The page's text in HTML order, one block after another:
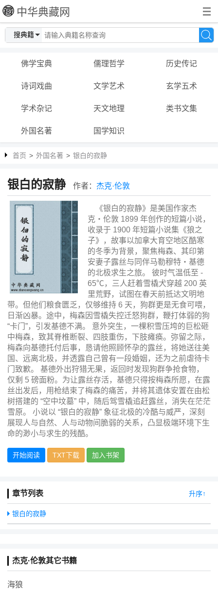
中华典藏网
搜典籍
佛学宝典 儒理哲学 历史传记
诗词戏曲 文学艺术 玄学五术
学术杂记 天文地理 类书文集
外国名著 国学知识
首页 > 外国名著 > 银白的寂静
银白的寂静 作者： 杰克·伦敦
《银白的寂静》是美国作家杰
克・伦敦 1899 年创作的短篇小说，
收录于 1900 年短篇小说集《狼之
子》，故事以加拿大育空地区酷寒
的冬季为背景，聚焦梅森、其印第
安妻子露丝与同伴马勒穆特・基德
的北极求生之旅。 彼时气温低至 -
65℃，三人赶着雪橇犬穿越 200 英
里荒野，试图在春天前抵达文明地
带。但他们粮食匮乏，仅够维持 6 天，狗群更是无食可喂，
日渐凶暴。途中，梅森因雪橇失控迁怒狗群，鞭打体弱的狗
“卡门”，引发基德不满。 意外突生，一棵积雪压垮的巨松砸
中梅森，致其脊椎断裂、四肢重伤，下肢瘫痪。弥留之际，
梅森向基德托付后事，恳请他照顾怀孕的露丝，将她送往美
国、远离北极，并透露自己曾有一段婚姻，还为之前虐待卡
门致歉。 基德外出狩猎无果，返回时发现狗群争抢食物，
仅剩 5 磅面粉。为让露丝存活，基德只得按梅森所愿，在露
丝出发后，用枪结束了梅森的痛苦，并将其遗体安置在由松
树搭建的 “空中坟墓” 中，随后驾雪橇追赶露丝，消失在茫茫
雪原。 小说以 “银白的寂静” 象征北极的冷酷与威严，深刻
展现人与自然、人与动物间脆弱的关系，凸显极端环境下生
命的渺小与求生的残酷。
开始阅读 TXT下载 加入书架
章节列表 升序↑
银白的寂静
杰克·伦敦其它书籍
海狼